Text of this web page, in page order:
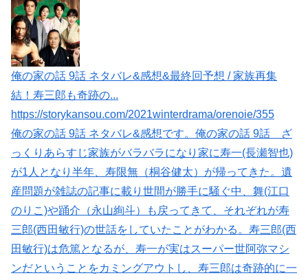
俺の家の話 9話 ネタバレ&感想&最終回予想 / 家族再集
結！寿三郎も奇跡の...
https://storykansou.com/2021winterdrama/orenoie/355
俺の家の話 9話 ネタバレ&感想です。俺の家の話 9話 ざ
っくりあらすじ家族がバラバラになり家に寿一(長瀬智也)
が1人となり半年、寿限無（桐谷健太）が帰ってきた。遺
産問題が雑誌の記事に載り世間が勝手に騒ぐ中、舞(江口
のりこ)や踊介（永山絢斗）も戻ってきて、それぞれが寿
三郎(西田敏行)の世話をしていたことがわかる。寿三郎(西
田敏行)は危篤となるが、寿一が実はスーパー世阿弥マシ
ンだということをカミングアウトし、寿三郎は奇跡的に一